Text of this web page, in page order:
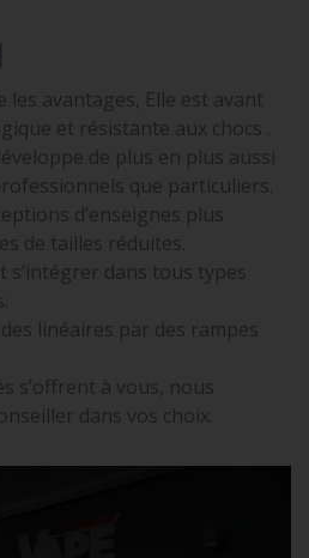
les avantages, Elle est avant
et résistante aux chocs .
de plus en plus aussi
que particuliers.
d’enseignes plus
de tailles réduites.
s’intégrer dans tous types
linéaires par des rampes
s’offrent à vous, nous
dans vos choix.